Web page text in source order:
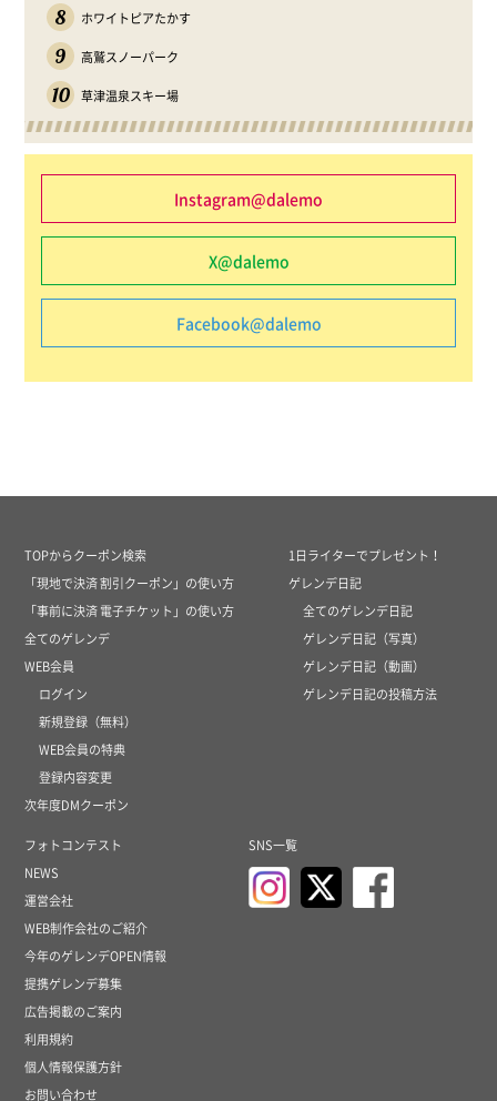
8 ホワイトピアたかす
9 高鷲スノーパーク
10 草津温泉スキー場
Instagram@dalemo
X@dalemo
Facebook@dalemo
TOPからクーポン検索
「現地で決済 割引クーポン」の使い方
「事前に決済 電子チケット」の使い方
全てのゲレンデ
WEB会員
ログイン
新規登録（無料）
WEB会員の特典
登録内容変更
次年度DMクーポン
1日ライターでプレゼント！
ゲレンデ日記
全てのゲレンデ日記
ゲレンデ日記（写真）
ゲレンデ日記（動画）
ゲレンデ日記の投稿方法
フォトコンテスト
NEWS
運営会社
WEB制作会社のご紹介
今年のゲレンデOPEN情報
提携ゲレンデ募集
広告掲載のご案内
利用規約
個人情報保護方針
お問い合わせ
SNS一覧